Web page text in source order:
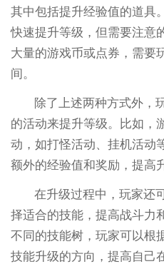
其中包括提升经验值的道具
快速提升等级，但需要注意
大量的游戏币或点券，需要
间。
除了上述两种方式外，
的活动来提升等级。比如，
动，如打怪活动、挂机活动
额外的经验值和奖励，提高
在升级过程中，玩家还
择适合的技能，提高战斗力
不同的技能树，玩家可以根
技能升级的方向，提高自己